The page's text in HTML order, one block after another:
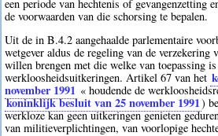
een periode van hechtenis of gevangenzetting
de voorwaarden van die schorsing te bepalen.
Uit de in B.4.2 aangehaalde parlementaire
wetgever aldus de regeling van de
willen brengen met die welke van toepassing
werkloosheidsuitkeringen. Artikel 67 van het
november 1991 « houdende de
koninklijk besluit van 25 november 1991)
werkloze kan geen uitkeringen genieten
van militieverplichtingen, van voorlopige